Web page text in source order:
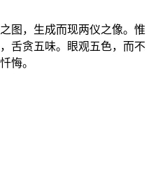
图，生成而现两仪之像。惟
舌贪五味。眼观五色，而不
悔。